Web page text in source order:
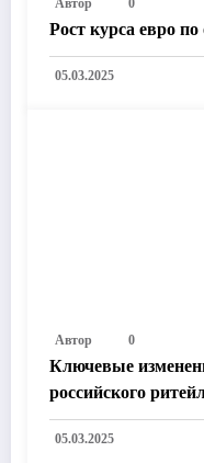
Автор 0
Рост курса евро
05.03.2025
Автор 0
Ключевые
российского
Технологии,
тренды
05.03.2025